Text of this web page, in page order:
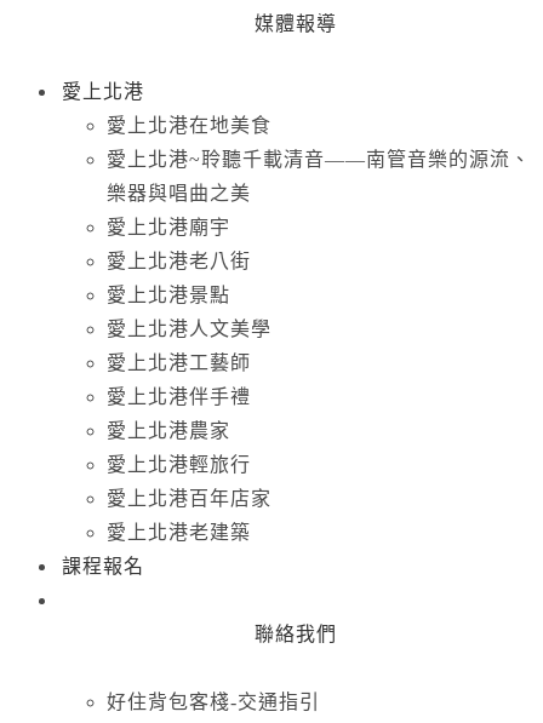
媒體報導
愛上北港
愛上北港在地美食
愛上北港~聆聽千載清音——南管音樂的源流、
樂器與唱曲之美
愛上北港廟宇
愛上北港老八街
愛上北港景點
愛上北港人文美學
愛上北港工藝師
愛上北港伴手禮
愛上北港農家
愛上北港輕旅行
愛上北港百年店家
愛上北港老建築
課程報名
聯絡我們
好住背包客棧-交通指引